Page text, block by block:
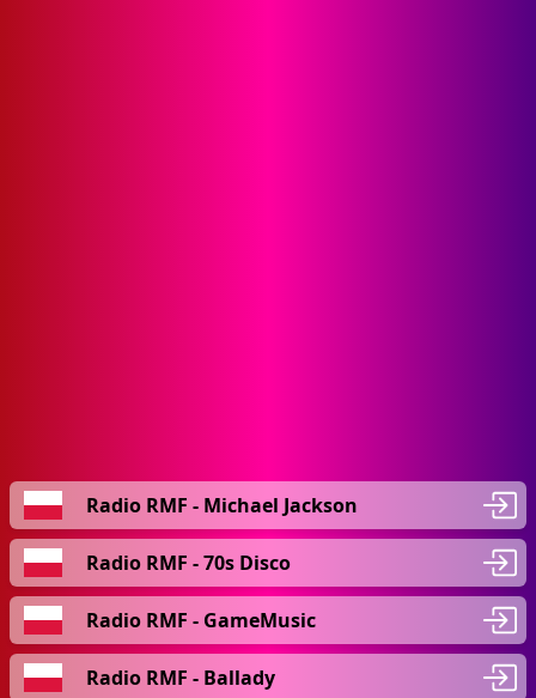
Radio RMF - Michael Jackson
Radio RMF - 70s Disco
Radio RMF - GameMusic
Radio RMF - Ballady